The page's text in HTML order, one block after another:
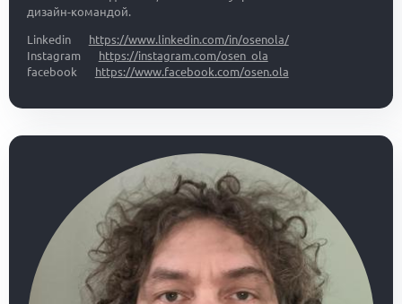
дизайн-командой.
Linkedin
https://www.linkedin.com/in/osenola/
Instagram
https://instagram.com/osen_ola
facebook
https://www.facebook.com/osen.ola